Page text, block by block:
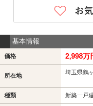
基本情報
価格 2,998万
所在地 埼玉県鶴
種類 新築一戸